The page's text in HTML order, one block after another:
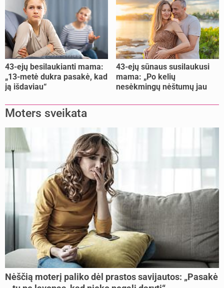
43-ejų besilaukianti mama:
„13-metė dukra pasakė, kad
ją išdaviau“
43-ejų sūnaus susilaukusi
mama: „Po kelių
nesėkmingų nėštumų jau
Moters sveikata
Nėščią moterį paliko dėl prastos savijautos: „Pasakė